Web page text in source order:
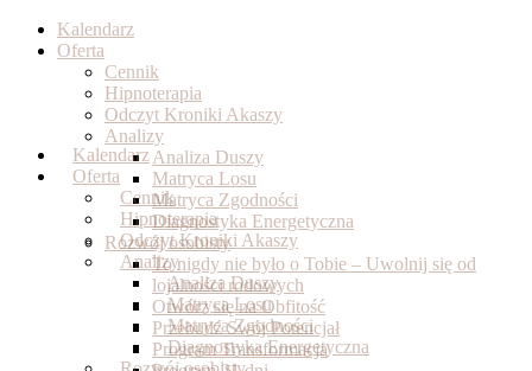
Skip
Kalendarz
Oferta
Cennik
Hipnoterapia
Odczyt Kroniki Akaszy
Analizy
Analiza Duszy
Matryca Losu
Matryca Zgodności
Diagnostyka Energetyczna
Kalendarz
Oferta
Cennik
Hipnoterapia
Odczyt Kroniki Akaszy
Analizy
Analiza Duszy
Matryca Losu
Matryca Zgodności
Diagnostyka Energetyczna
Rozwój osobisty
To nigdy nie było o Tobie – Uwolnij się od
lojalności rodowych
Otwórz się na Obfitość
Przebudź Swój Potencjał
Program Transformacja